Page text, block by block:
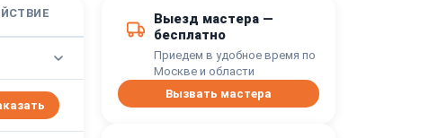
Выезд мастера —
бесплатно
Приедем в удобное время по
Москве и области
Вызвать мастера